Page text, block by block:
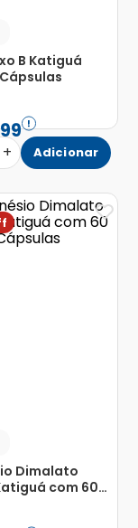
B Katiguá
99
+ Adicionar
Dimalato
com 60